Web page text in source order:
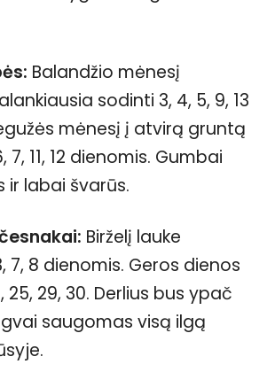
Balandžio mėnesį
sodinti 3, 4, 5, 9, 13
mėnesį į atvirą gruntą
7, 11, 12 dienomis. Gumbai
ir labai švarūs.
Birželį lauke
7, 8 dienomis. Geros dienos
25, 29, 30. Derlius bus ypač
saugomas visą ilgą